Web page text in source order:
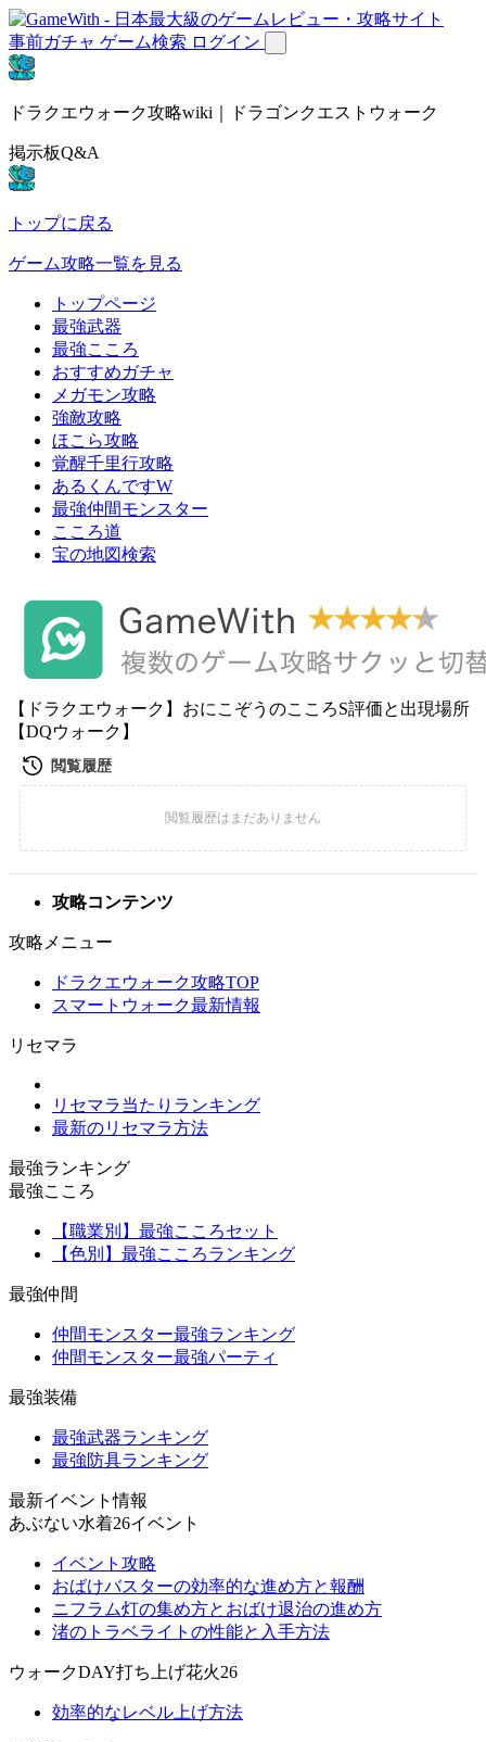
事前ガチャ ゲーム検索 ログイン
ドラクエウォーク攻略wiki｜ドラゴンクエストウォーク
掲示板Q&A
トップに戻る
ゲーム攻略一覧を見る
トップページ
最強武器
最強こころ
おすすめガチャ
メガモン攻略
強敵攻略
ほこら攻略
覚醒千里行攻略
あるくんですW
最強仲間モンスター
こころ道
宝の地図検索
【ドラクエウォーク】おにこぞうのこころS評価と出現場所
【DQウォーク】
攻略コンテンツ
攻略メニュー
ドラクエウォーク攻略TOP
スマートウォーク最新情報
リセマラ
リセマラ当たりランキング
最新のリセマラ方法
最強ランキング
最強こころ
【職業別】最強こころセット
【色別】最強こころランキング
最強仲間
仲間モンスター最強ランキング
仲間モンスター最強パーティ
最強装備
最強武器ランキング
最強防具ランキング
最新イベント情報
あぶない水着26イベント
イベント攻略
おばけバスターの効率的な進め方と報酬
ニフラム灯の集め方とおばけ退治の進め方
渚のトラベライトの性能と入手方法
ウォークDAY打ち上げ花火26
効率的なレベル上げ方法